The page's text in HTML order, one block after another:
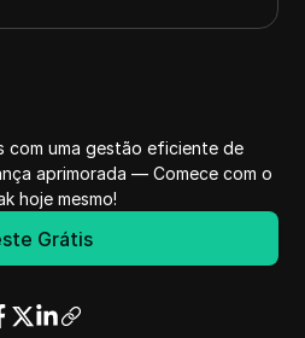
com uma gestão eficiente de
aprimorada — Comece com o
hoje mesmo!
Grátis